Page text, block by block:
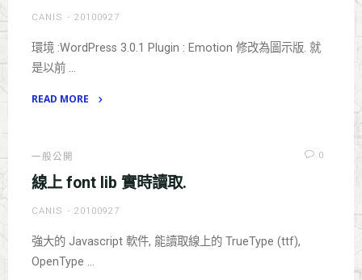
CANIS 20100927
環境 :WordPress 3.0.1 Plugin : Emotion 修改為圖示版. 就
是以前 …
READ MORE
一般公開 0
線上 font lib 實時讀取.
CANIS 20100927
強大的 Javascript 軟件, 能讀取線上的 TrueType (ttf),
OpenType …